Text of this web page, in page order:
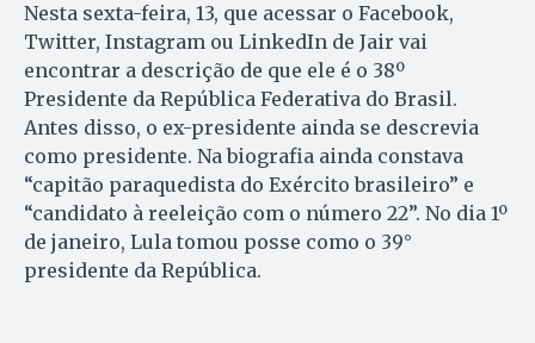
Nesta sexta-feira, 13, que acessar o Facebook,
Twitter, Instagram ou LinkedIn de Jair vai
encontrar a descrição de que ele é o 38º
Presidente da República Federativa do Brasil.
Antes disso, o ex-presidente ainda se descrevia
como presidente. Na biografia ainda constava
“capitão paraquedista do Exército brasileiro” e
“candidato à reeleição com o número 22”. No dia 1º
de janeiro, Lula tomou posse como o 39°
presidente da República.